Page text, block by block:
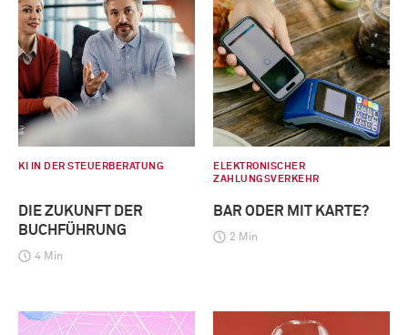
KI IN DER STEUERBERATUNG
DIE ZUKUNFT DER
BUCHFÜHRUNG
4 Min
ELEKTRONISCHER
ZAHLUNGSVERKEHR
BAR ODER MIT KARTE?
2 Min